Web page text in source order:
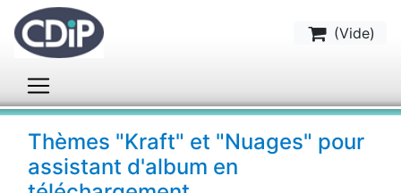
(Vide)
Thèmes "Kraft" et "Nuages" pour
assistant d'album en